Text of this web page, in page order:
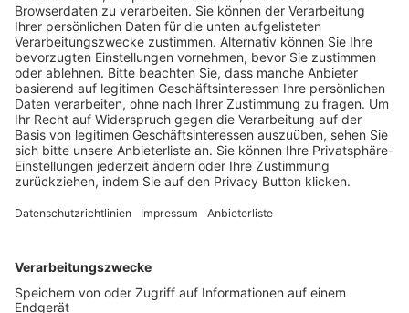
Trainerausbildung
Schulungsangebot Vereinsmitarbeiter
BFV-Geschäftsstellen
Trainerbörse
Login SpielPlus
FOLGE DEM BFV
TOP-VEREINE